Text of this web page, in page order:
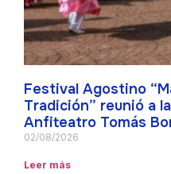
Festival Agostino
Tradición” reunió a
Anfiteatro Tomás
02/08/2026
Leer más